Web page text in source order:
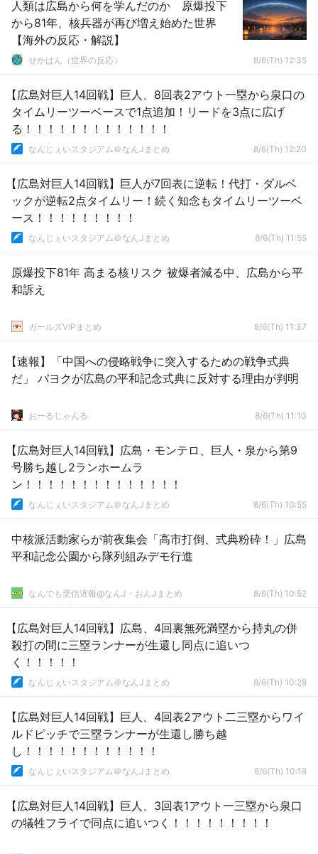
人類は広島から何を学んだのか 原爆投下
から81年、核兵器が再び増え始めた世界
【海外の反応・解説】
せかはん（世界の反応） 8/6(Th) 12:35
【広島対巨人14回戦】巨人、8回表2アウト一塁から泉口の
タイムリーツーベースで1点追加！リードを3点に広げ
る！！！！！！！！！！！！！
なんじぇいスタジアム＠なんJまとめ 8/6(Th) 12:20
【広島対巨人14回戦】巨人が7回表に逆転！代打・ダルベ
ックが逆転2点タイムリー！続く知念もタイムリーツーベ
ース！！！！！！！！！
なんじぇいスタジアム＠なんJまとめ 8/6(Th) 11:55
原爆投下81年 高まる核リスク 被爆者減る中、広島から平
和訴え
ガールズVIPまとめ 8/6(Th) 11:37
【速報】「中国への侵略戦争に突入するための戦争式典
だ」 パヨクが広島の平和記念式典に反対する理由が判明
おーるじゃんる 8/6(Th) 11:10
【広島対巨人14回戦】広島・モンテロ、巨人・泉から第9
号勝ち越し2ランホームラ
ン！！！！！！！！！！！！！！
なんじぇいスタジアム＠なんJまとめ 8/6(Th) 10:55
中核派活動家らが前夜集会「高市打倒、式典粉砕！」広島
平和記念公園から隊列組みデモ行進
なんでも受信遅報@なんJ・おんJまとめ 8/6(Th) 10:52
【広島対巨人14回戦】広島、4回裏無死満塁から持丸の併
殺打の間に三塁ランナーが生還し同点に追いつ
く！！！！！
なんじぇいスタジアム＠なんJまとめ 8/6(Th) 10:28
【広島対巨人14回戦】巨人、4回表2アウト二三塁からワイ
ルドピッチで三塁ランナーが生還し勝ち越
し！！！！！！！！！！！！
なんじぇいスタジアム＠なんJまとめ 8/6(Th) 10:18
【広島対巨人14回戦】巨人、3回表1アウト一三塁から泉口
の犠牲フライで同点に追いつく！！！！！！！！！